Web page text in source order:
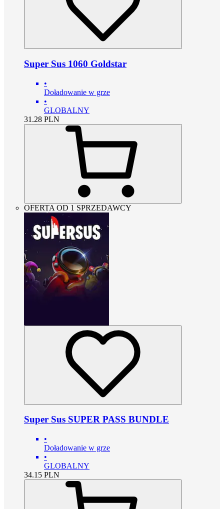
Super Sus 1060 Goldstar
•
Doładowanie w grze
•
GLOBALNY
31.28 PLN
OFERTA OD 1 SPRZEDAWCY
Super Sus SUPER PASS BUNDLE
•
Doładowanie w grze
•
GLOBALNY
34.15 PLN